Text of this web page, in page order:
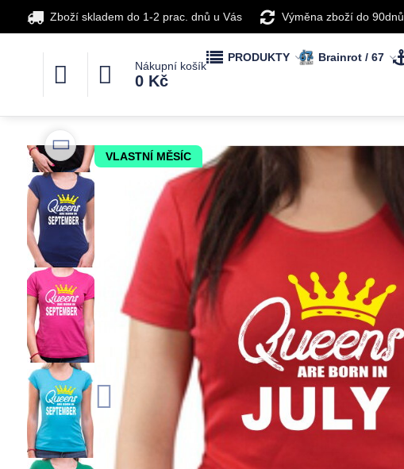
Zboží skladem do 1-2 prac. dnů u Vás Výměna zboží do 90dnů.
Nákupní košík
0 Kč
PRODUKTY Brainrot / 67
VLASTNÍ MĚSÍC